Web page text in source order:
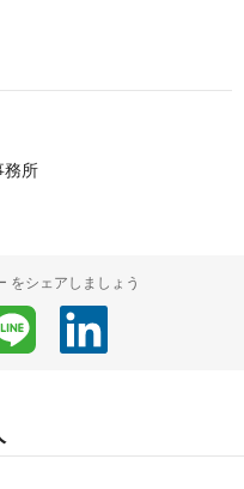
務所
をシェアしましょう